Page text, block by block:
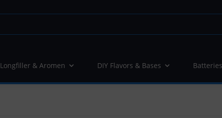
Longfiller & Aromen DIY Flavors & Bases